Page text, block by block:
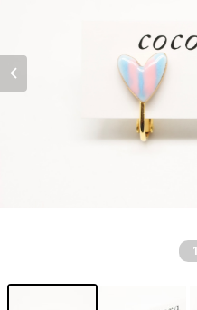
1